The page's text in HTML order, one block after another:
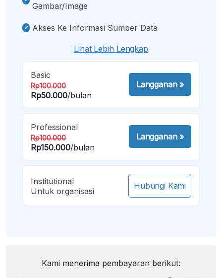
Gambar/image
Akses Ke Informasi Sumber Data
Lihat Lebih Lengkap
Basic
Rp100.000
Rp50.000/bulan
Langganan»
Professional
Rp100.000
Rp150.000/bulan
Langganan»
Institutional
Untuk organisasi
Hubungi Kami
Kami menerima pembayaran berikut: